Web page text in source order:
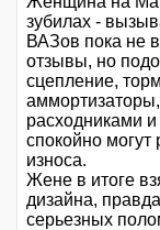
зубилах -
ВАЗов пока не
отзывы, но
сцепление,
расходниками
спокойно могут
износа.
Жене в итоге
дизайна,
серьезных